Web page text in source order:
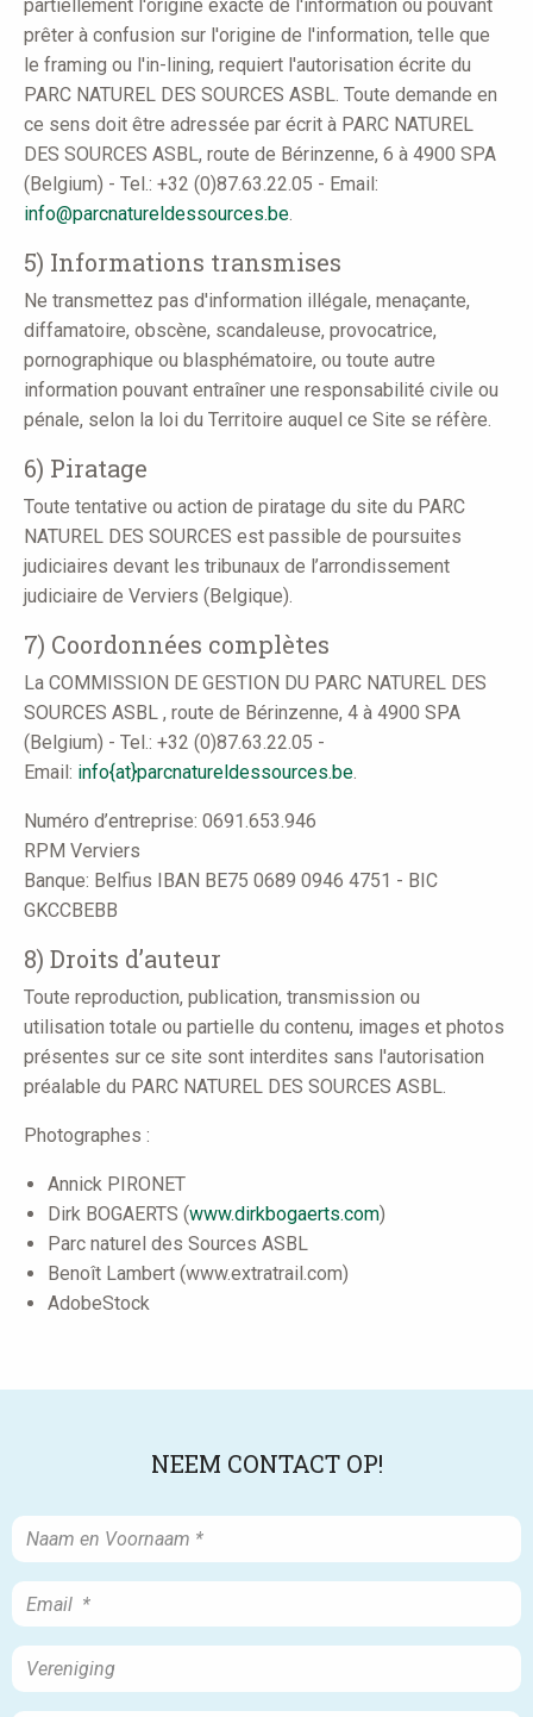
partiellement l'origine exacte de l'information ou pouvant
prêter à confusion sur l'origine de l'information, telle que
le framing ou l'in-lining, requiert l'autorisation écrite du
PARC NATUREL DES SOURCES ASBL. Toute demande en
ce sens doit être adressée par écrit à PARC NATUREL
DES SOURCES ASBL, route de Bérinzenne, 6 à 4900 SPA
(Belgium) - Tel.: +32 (0)87.63.22.05 - Email:
info@parcnatureldessources.be.
5) Informations transmises
Ne transmettez pas d'information illégale, menaçante,
diffamatoire, obscène, scandaleuse, provocatrice,
pornographique ou blasphématoire, ou toute autre
information pouvant entraîner une responsabilité civile ou
pénale, selon la loi du Territoire auquel ce Site se réfère.
6) Piratage
Toute tentative ou action de piratage du site du PARC
NATUREL DES SOURCES est passible de poursuites
judiciaires devant les tribunaux de l’arrondissement
judiciaire de Verviers (Belgique).
7) Coordonnées complètes
La COMMISSION DE GESTION DU PARC NATUREL DES
SOURCES ASBL , route de Bérinzenne, 4 à 4900 SPA
(Belgium) - Tel.: +32 (0)87.63.22.05 -
Email: info{at}parcnatureldessources.be.
Numéro d’entreprise: 0691.653.946
RPM Verviers
Banque: Belfius IBAN BE75 0689 0946 4751 - BIC
GKCCBEBB
8) Droits d’auteur
Toute reproduction, publication, transmission ou
utilisation totale ou partielle du contenu, images et photos
présentes sur ce site sont interdites sans l'autorisation
préalable du PARC NATUREL DES SOURCES ASBL.
Photographes :
Annick PIRONET
Dirk BOGAERTS (www.dirkbogaerts.com)
Parc naturel des Sources ASBL
Benoît Lambert (www.extratrail.com)
AdobeStock
NEEM CONTACT OP!